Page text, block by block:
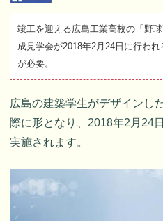
竣工を迎える広島工業高校の「野
成見学会が2018年2月24日に行わ
が必要。
広島の建築学生がデザインし
際に形となり、2018年2月24
実施されます。